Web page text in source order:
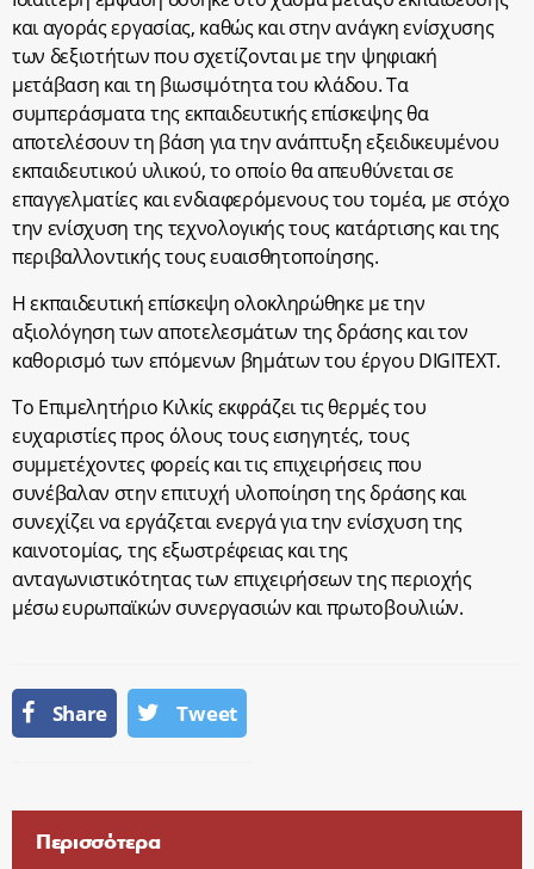
και αγοράς εργασίας, καθώς και στην ανάγκη ενίσχυσης
των δεξιοτήτων που σχετίζονται με την ψηφιακή
μετάβαση και τη βιωσιμότητα του κλάδου. Τα
συμπεράσματα της εκπαιδευτικής επίσκεψης θα
αποτελέσουν τη βάση για την ανάπτυξη εξειδικευμένου
εκπαιδευτικού υλικού, το οποίο θα απευθύνεται σε
επαγγελματίες και ενδιαφερόμενους του τομέα, με στόχο
την ενίσχυση της τεχνολογικής τους κατάρτισης και της
περιβαλλοντικής τους ευαισθητοποίησης.
Η εκπαιδευτική επίσκεψη ολοκληρώθηκε με την
αξιολόγηση των αποτελεσμάτων της δράσης και τον
καθορισμό των επόμενων βημάτων του έργου DIGITEXT.
Το Επιμελητήριο Κιλκίς εκφράζει τις θερμές του
ευχαριστίες προς όλους τους εισηγητές, τους
συμμετέχοντες φορείς και τις επιχειρήσεις που
συνέβαλαν στην επιτυχή υλοποίηση της δράσης και
συνεχίζει να εργάζεται ενεργά για την ενίσχυση της
καινοτομίας, της εξωστρέφειας και της
ανταγωνιστικότητας των επιχειρήσεων της περιοχής
μέσω ευρωπαϊκών συνεργασιών και πρωτοβουλιών.
Share Tweet
Περισσότερα